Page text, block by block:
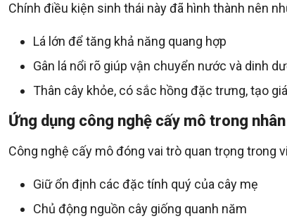
Chính điều kiện sinh thái này đã hình thành nên
Lá lớn để tăng khả năng quang hợp
Gân lá nổi rõ giúp vận chuyển nước và dinh
Thân cây khỏe, có sắc hồng đặc trưng, tạo
Ứng dụng công nghệ cấy mô trong
Công nghệ cấy mô đóng vai trò quan trọng trong
Giữ ổn định các đặc tính quý của cây mẹ
Chủ động nguồn cây giống quanh năm